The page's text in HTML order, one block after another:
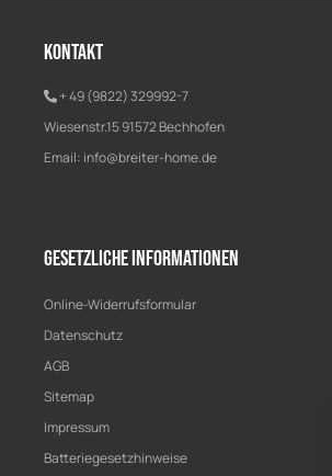
Kontakt
+ 49 (9822) 329992-7
Wiesenstr.15 91572 Bechhofen
Email: info@breiter-home.de
Gesetzliche Informationen
Online-Widerrufsformular
Datenschutz
AGB
Sitemap
Impressum
Batteriegesetzhinweise